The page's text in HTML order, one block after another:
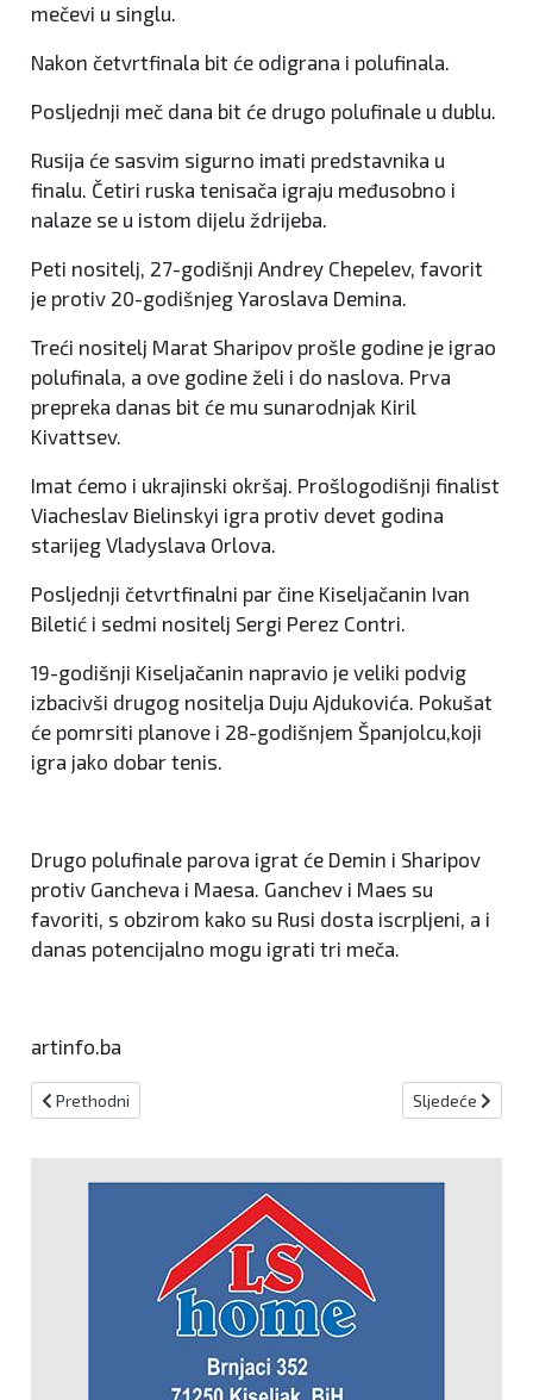
mečevi u singlu.
Nakon četvrtfinala bit će odigrana i polufinala.
Posljednji meč dana bit će drugo polufinale u dublu.
Rusija će sasvim sigurno imati predstavnika u
finalu. Četiri ruska tenisača igraju međusobno i
nalaze se u istom dijelu ždrijeba.
Peti nositelj, 27-godišnji Andrey Chepelev, favorit
je protiv 20-godišnjeg Yaroslava Demina.
Treći nositelj Marat Sharipov prošle godine je igrao
polufinala, a ove godine želi i do naslova. Prva
prepreka danas bit će mu sunarodnjak Kiril
Kivattsev.
Imat ćemo i ukrajinski okršaj. Prošlogodišnji finalist
Viacheslav Bielinskyi igra protiv devet godina
starijeg Vladyslava Orlova.
Posljednji četvrtfinalni par čine Kiseljačanin Ivan
Biletić i sedmi nositelj Sergi Perez Contri.
19-godišnji Kiseljačanin napravio je veliki podvig
izbacivši drugog nositelja Duju Ajdukovića. Pokušat
će pomrsiti planove i 28-godišnjem Španjolcu,koji
igra jako dobar tenis.
Drugo polufinale parova igrat će Demin i Sharipov
protiv Gancheva i Maesa. Ganchev i Maes su
favoriti, s obzirom kako su Rusi dosta iscrpljeni, a i
danas potencijalno mogu igrati tri meča.
artinfo.ba
Prethodni članak: Poznati polufinalisti singla, Biletić unatoč
Prethodni Sljedeći članak:
Sljedeće